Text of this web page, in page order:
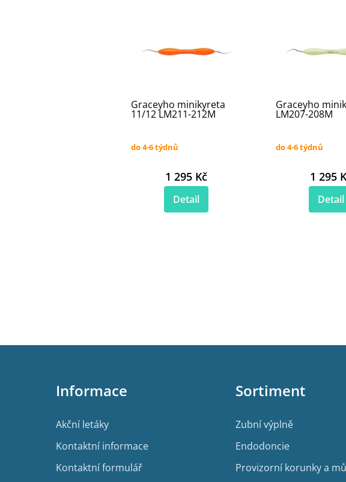
Graceyho minikyreta
11/12 LM211-212M
do 4-6 týdnů
1 295 Kč
Detail
Graceyho
LM207-208M
do 4-6 týdnů
1 295
Detail
Z
Informace
Akční letáky
Kontaktní informace
Kontaktní formulář
Sortiment
Zubní výplně
Endodoncie
Provizorní korunky a